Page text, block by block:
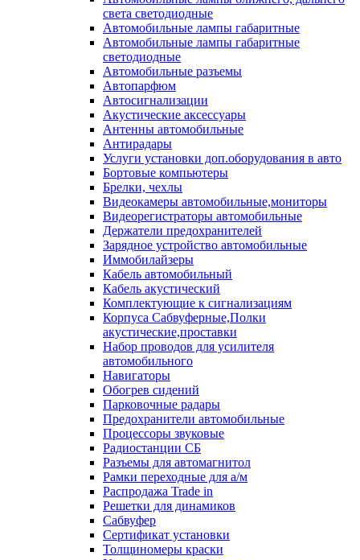
света светодиодные
Автомобильные лампы габаритные
Автомобильные лампы габаритные
светодиодные
Автомобильные разъемы
Автопарфюм
Автосигнализации
Акустические аксессуары
Антенны автомобильные
Антирадары
Услуги установки доп.оборудования в авто
Бортовые компьютеры
Брелки, чехлы
Видеокамеры автомобильные,мониторы
Видеорегистраторы автомобильные
Держатели предохранителей
Зарядное устройство автомобильные
Иммобилайзеры
Кабель автомобильный
Кабель акустический
Комплектующие к сигнализациям
Корпуса Сабвуферные,Полки
акустические,проставки
Набор проводов для усилителя
автомобильного
Навигаторы
Обогрев сидений
Парковочные радары
Предохранители автомобильные
Процессоры звуковые
Радиостанции СБ
Разъемы для автомагнитол
Рамки переходные для а/м
Распродажа Trade in
Решетки для динамиков
Сабвуфер
Сертификат установки
Толщиномеры краски